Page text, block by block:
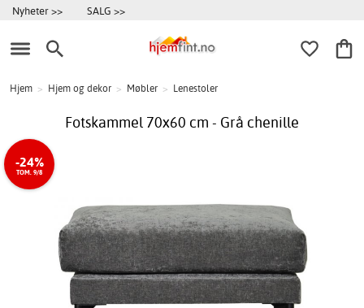
Nyheter >> SALG >>
Hjem > Hjem og dekor > Møbler > Lenestoler
Fotskammel 70x60 cm - Grå chenille
-24%
TOM. 9/8